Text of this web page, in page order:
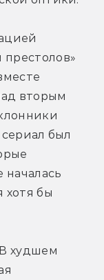
вторым
был
началась
бы
худшем